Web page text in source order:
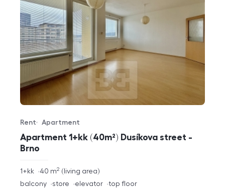
Apartment 1+kk (40m²) Dusíkova street -
Brno
Offer type
Rent
Property type
Apartment
rozměry
1+kk living area
40 m2
funkce
balcony store elevator top floor